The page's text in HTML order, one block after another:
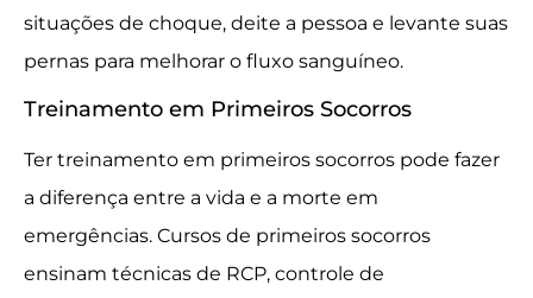
situações de choque, deite a pessoa e levante suas
pernas para melhorar o fluxo sanguíneo.
Treinamento em Primeiros Socorros
Ter treinamento em primeiros socorros pode fazer
a diferença entre a vida e a morte em
emergências. Cursos de primeiros socorros
ensinam técnicas de RCP, controle de